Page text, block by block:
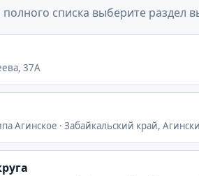
списка выберите раздел
37А
Агинское · Забайкальский край,